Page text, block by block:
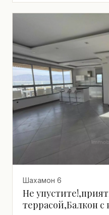
Шахамон 6
Не
террасой,Балкон с